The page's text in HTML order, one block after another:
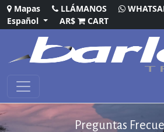
Mapas LLÁMANOS
Español
AR$ CART
Preguntas